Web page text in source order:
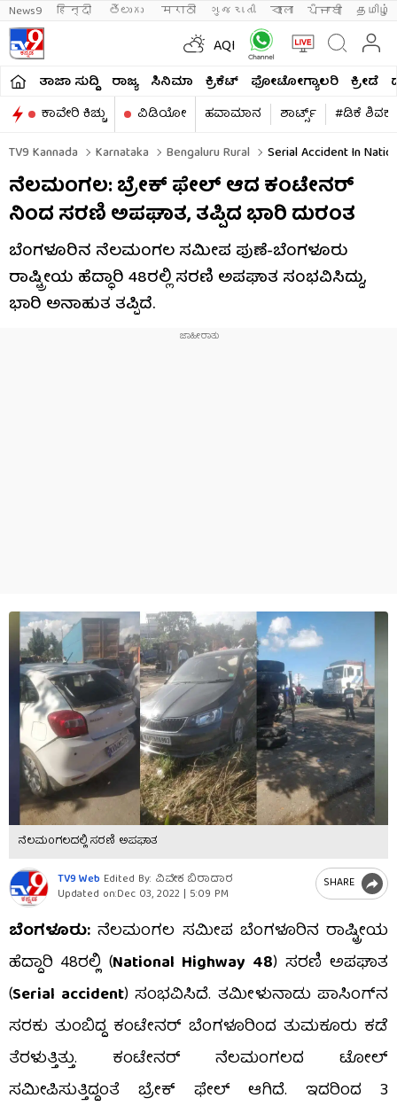
News9 हिन्दी తెలుగు मराठी ગુજરાતી বাংলা ਪੰਜਾਬੀ தமிழ்
AQI
ತಾಜಾ ಸುದ್ದಿ ರಾಜ್ಯ ಸಿನಿಮಾ ಕ್ರಿಕೆಟ್​ ಫೋಟೋಗ್ಯಾಲರಿ ಕ್ರೀಡೆ
ಕಾವೇರಿ ಕಿಚ್ಚು
ವಿಡಿಯೋ ಹವಾಮಾನ ಶಾರ್ಟ್ಸ್​
#ಡಿಕೆ
TV9 Kannada
Karnataka Bengaluru Rural Serial Accident In
ನೆಲಮಂಗಲ: ಬ್ರೇಕ್ ಫೇಲ್‌ ಆದ ಕಂಟೇನರ್
ನಿಂದ ಸರಣಿ ಅಪಘಾತ, ತಪ್ಪಿದ ಭಾರಿ ದುರಂತ
ಬೆಂಗಳೂರಿನ ನೆಲಮಂಗಲ ಸಮೀಪ ಪುಣೆ-ಬೆಂಗಳೂರು
ರಾಷ್ಟ್ರೀಯ ಹೆದ್ಧಾರಿ 48ರಲ್ಲಿ ಸರಣಿ ಅಪಘಾತ ಸಂಭವಿಸಿದ್ದು,
ಭಾರಿ ಅನಾಹುತ ತಪ್ಪಿದೆ.
ನೆಲಮಂಗಲದಲ್ಲಿ ಸರಣಿ ಅಪಘಾತ
TV9 Web Edited By: ವಿವೇಕ ಬಿರಾದಾರ
Updated on:Dec 03, 2022 | 5:09 PM
SHARE
ಬೆಂಗಳೂರು: ನೆಲಮಂಗಲ ಸಮೀಪ ಬೆಂಗಳೂರಿನ ರಾಷ್ಟ್ರೀಯ
ಹೆದ್ದಾರಿ 48ರಲ್ಲಿ (National Highway 48) ಸರಣಿ ಅಪಘಾತ
(Serial accident) ಸಂಭವಿಸಿದೆ. ತಮೀಳುನಾಡು ಪಾಸಿಂಗ್​ನ
ಸರಕು ತುಂಬಿದ್ದ ಕಂಟೇನರ್ ಬೆಂಗಳೂರಿಂದ ತುಮಕೂರು ಕಡೆ
ತೆರಳುತ್ತಿತ್ತು. ಕಂಟೇನರ್​ ನೆಲಮಂಗಲದ ಟೋಲ್
ಸಮೀಪಿಸುತ್ತಿದ್ದಂತೆ ಬ್ರೇಕ್​ ಫೇಲ್​ ಆಗಿದೆ. ಇದರಿಂದ 3